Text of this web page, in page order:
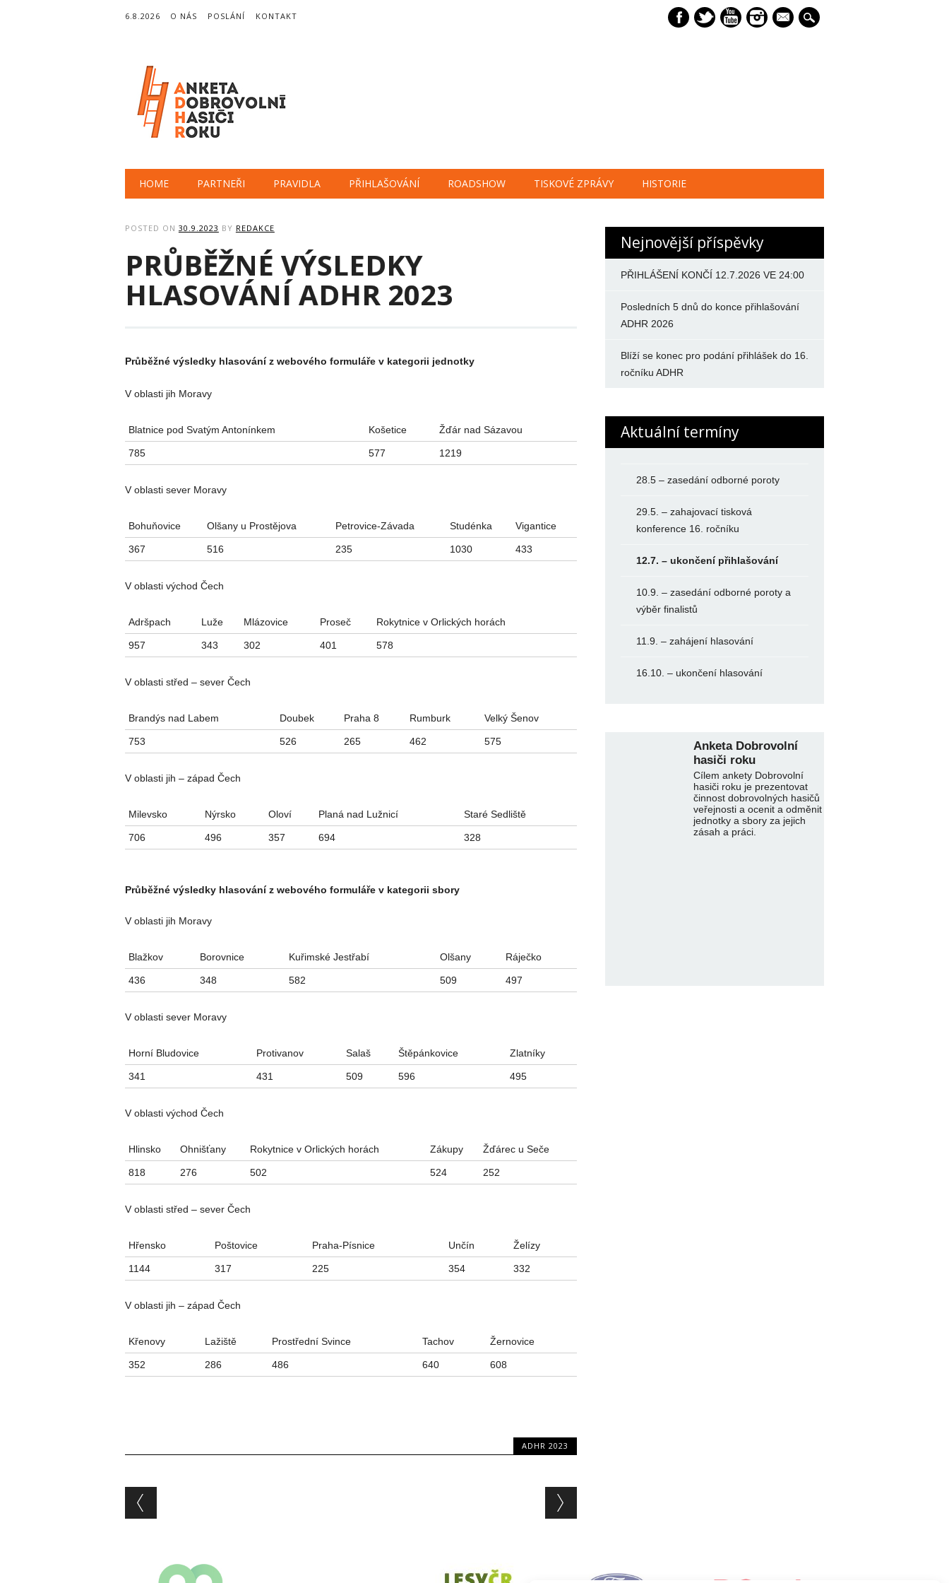
6.8.2026 O NÁS POSLÁNÍ KONTAKT
mail
Main menu
HOME PARTNEŘI PRAVIDLA PŘIHLAŠOVÁNÍ ROADSHOW TISKOVÉ ZPRÁVY HISTORIE
POSTED ON 30.9.2023 BY REDAKCE
PRŮBĚŽNÉ VÝSLEDKY
HLASOVÁNÍ ADHR 2023
Průběžné výsledky hlasování z webového formuláře v kategorii jednotky
V oblasti jih Moravy
Blatnice pod Svatým Antonínkem Košetice Žďár nad Sázavou
785 577 1219
V oblasti sever Moravy
Bohuňovice Olšany u Prostějova Petrovice-Závada Studénka Vigantice
367 516 235 1030 433
V oblasti východ Čech
Adršpach Luže Mlázovice Proseč Rokytnice v Orlických horách
957 343 302 401 578
V oblasti střed – sever Čech
Brandýs nad Labem Doubek Praha 8 Rumburk Velký Šenov
753 526 265 462 575
V oblasti jih – západ Čech
Milevsko Nýrsko Oloví Planá nad Lužnicí Staré Sedliště
706 496 357 694 328
Průběžné výsledky hlasování z webového formuláře v kategorii sbory
V oblasti jih Moravy
Blažkov Borovnice Kuřimské Jestřabí Olšany Ráječko
436 348 582 509 497
V oblasti sever Moravy
Horní Bludovice Protivanov Salaš Štěpánkovice Zlatníky
341 431 509 596 495
V oblasti východ Čech
Hlinsko Ohnišťany Rokytnice v Orlických horách Zákupy Žďárec u Seče
818 276 502 524 252
V oblasti střed – sever Čech
Hřensko Poštovice Praha-Písnice Unčín Želízy
1144 317 225 354 332
V oblasti jih – západ Čech
Křenovy Lažiště Prostřední Svince Tachov Žernovice
352 286 486 640 608
ADHR 2023
Post navigation
Nejnovější příspěvky
PŘIHLÁŠENÍ KONČÍ 12.7.2026 VE 24:00
Posledních 5 dnů do konce přihlašování
ADHR 2026
Blíží se konec pro podání přihlášek do 16.
ročníku ADHR
Aktuální termíny
28.5 – zasedání odborné poroty
29.5. – zahajovací tisková
konference 16. ročníku
12.7. – ukončení přihlašování
10.9. – zasedání odborné poroty a
výběr finalistů
11.9. – zahájení hlasování
16.10. – ukončení hlasování
Anketa Dobrovolní
hasiči roku
Cílem ankety Dobrovolní
hasiči roku je prezentovat
činnost dobrovolných hasičů
veřejnosti a ocenit a odměnit
jednotky a sbory za jejich
zásah a práci.